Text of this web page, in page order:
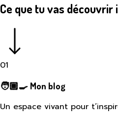
Ce que tu vas découvrir
01
🧑🏾‍🍳 Mon blog
Un espace vivant pour